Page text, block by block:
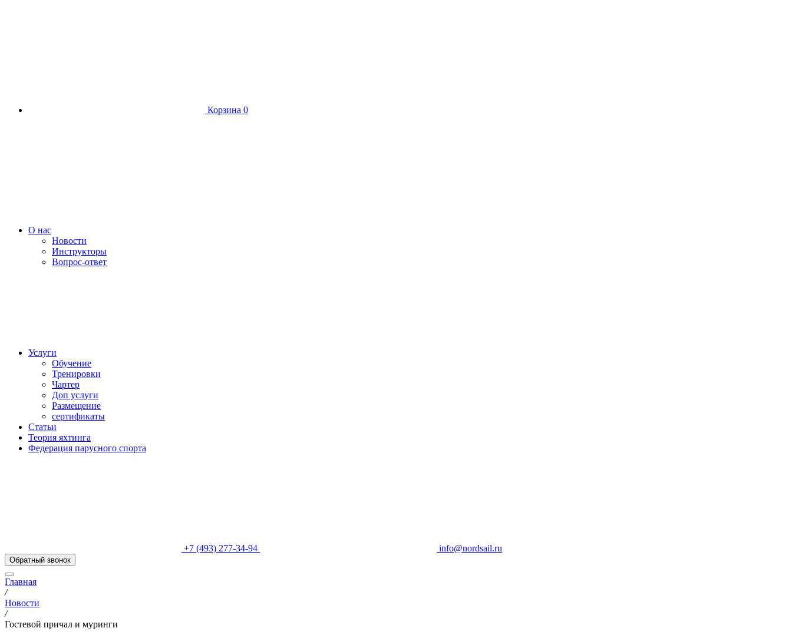
Корзина 0
О нас
Новости
Инструкторы
Вопрос-ответ
Услуги
Обучение
Тренировки
Чартер
Доп услуги
Размещение
сертификаты
Статьи
Теория яхтинга
Федерация парусного спорта
+7 (493) 277-34-94 info@nordsail.ru
Обратный звонок
Главная
/
Новости
/
Гостевой причал и муринги